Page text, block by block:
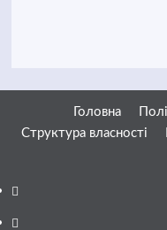
Головна
Структура власності
Facebook
YouTube